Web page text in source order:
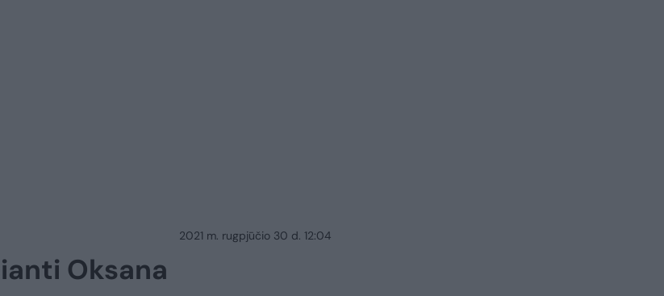
2021 m. rugpjūčio 30 d. 12:04
Oksana